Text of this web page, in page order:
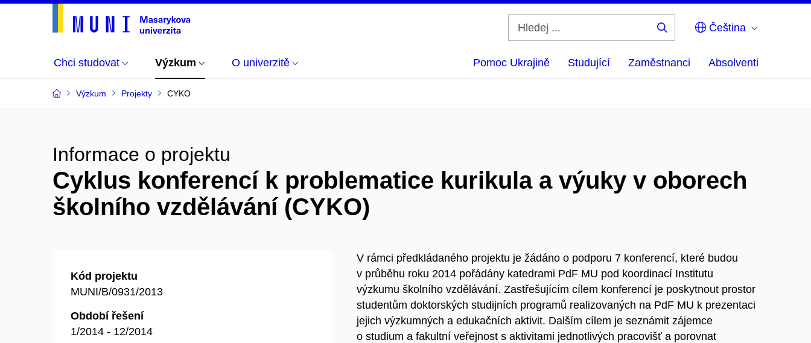
Čeština
Chci studovat Výzkum O univerzitě Pomoc Ukrajině Studující Zaměstnanci Absolventi
Výzkum Projekty CYKO
Informace o projektu
Cyklus konferencí k problematice kurikula a výuky v oborech
školního vzdělávání (CYKO)
Kód projektu
MUNI/B/0931/2013
Období řešení
1/2014 - 12/2014
V rámci předkládaného projektu je žádáno o podporu 7 konferencí, které budou
v průběhu roku 2014 pořádány katedrami PdF MU pod koordinací Institutu
výzkumu školního vzdělávání. Zastřešujícím cílem konferencí je poskytnout prostor
studentům doktorských studijních programů realizovaných na PdF MU k prezentaci
jejich výzkumných a edukačních aktivit. Dalším cílem je seznámit zájemce
o studium a fakultní veřejnost s aktivitami jednotlivých pracovišť a porovnat